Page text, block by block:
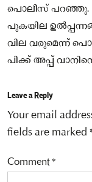
പൊലീസ് പറഞ്ഞു.
പുകയില
വില വരുമെന്ന്
പിക്ക് അപ്പ്
Leave a Reply
Your email
fields are marked
Comment*